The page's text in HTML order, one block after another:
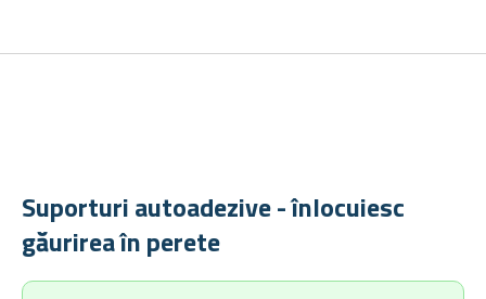
Suporturi autoadezive - înlocuiesc
găurirea în perete